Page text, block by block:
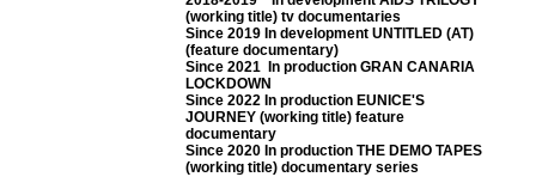
(working title) tv documentaries
Since 2019 In development UNTITLED (AT)
(feature documentary)
Since 2021 In production GRAN CANARIA
LOCKDOWN
Since 2022 In production EUNICE'S
JOURNEY (working title) feature
documentary
Since 2020 In production THE DEMO TAPES
(working title) documentary series